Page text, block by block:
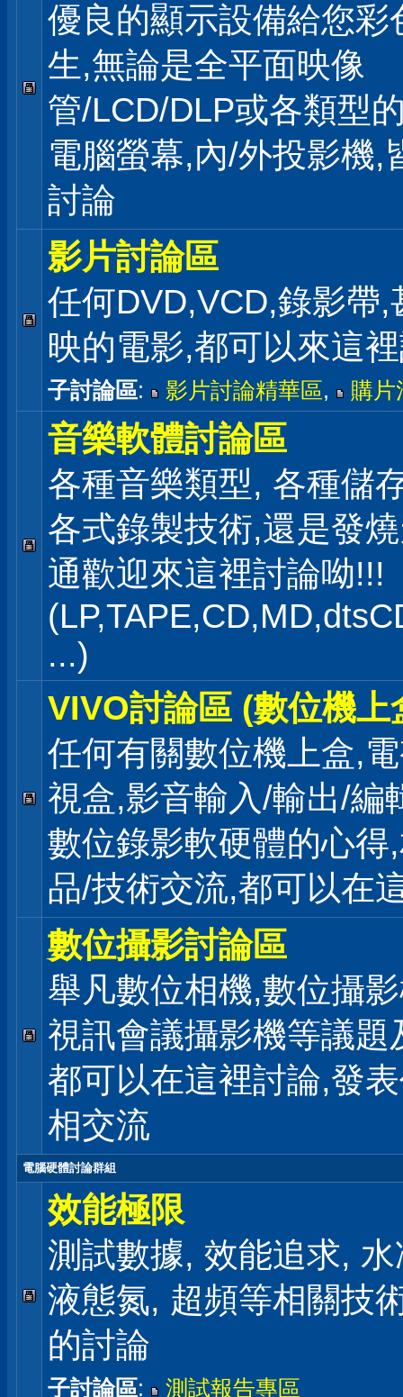
優良的顯示設備給您彩
生,無論是全平面映像
管/LCD/DLP或各類型
電腦螢幕,內/外投影機,
討論
影片討論區
任何DVD,VCD,錄影帶,
映的電影,都可以來這
子討論區: 影片討論精華區, 購片
音樂軟體討論區
各種音樂類型, 各種儲
各式錄製技術,還是發
通歡迎來這裡討論呦!!!
...)
VIVO討論區 (數位機上
任何有關數位機上盒,
視盒,影音輸入/輸出/編
數位錄影軟硬體的心得
品/技術交流,都可以在
數位攝影討論區
舉凡數位相機,數位攝
視訊會議攝影機等議題
都可以在這裡討論,發
相交流
電腦硬體討論群組
效能極限
測試數據, 效能追求,
液態氮, 超頻等相關技
的討論
子討論區: 測試報告專區